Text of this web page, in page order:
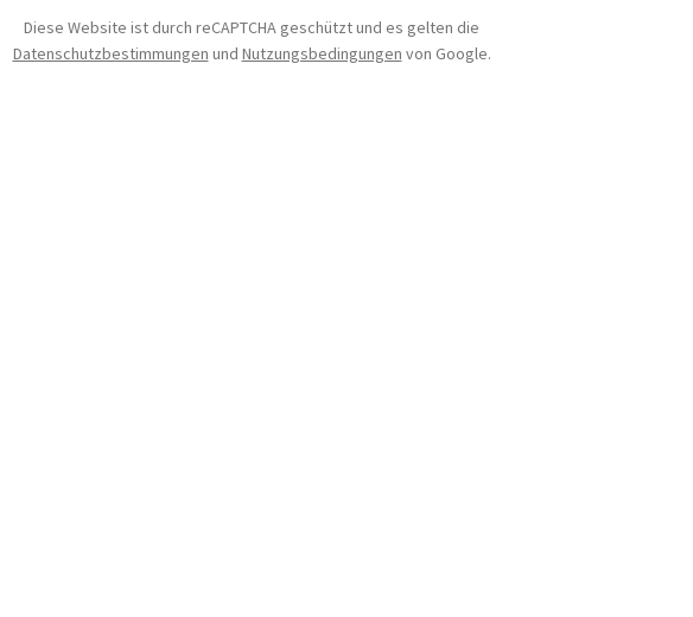
Diese Website ist durch reCAPTCHA geschützt und es gelten die
Datenschutzbestimmungen und Nutzungsbedingungen von Google.